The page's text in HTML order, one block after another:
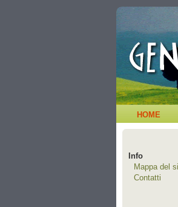
HOME
Info
Mappa del
Contatti